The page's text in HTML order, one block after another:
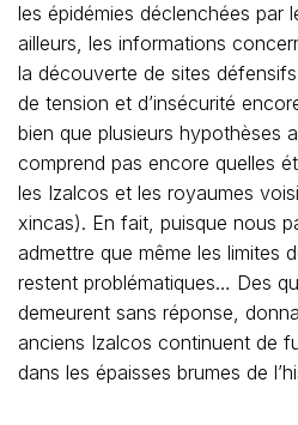
les épidémies déclenchées par
ailleurs, les informations
la découverte de sites
de tension et d’insécurité
bien que plusieurs hypothèses
comprend pas encore quelles
les Izalcos et les royaumes
xincas). En fait, puisque nous
admettre que même les limites
restent problématiques… Des
demeurent sans réponse,
anciens Izalcos continuent de
dans les épaisses brumes de